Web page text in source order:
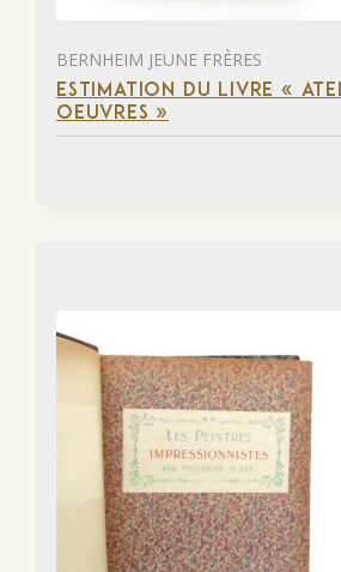
BERNHEIM JEUNE FRÈRES
ESTIMATION DU LIVRE «
OEUVRES »